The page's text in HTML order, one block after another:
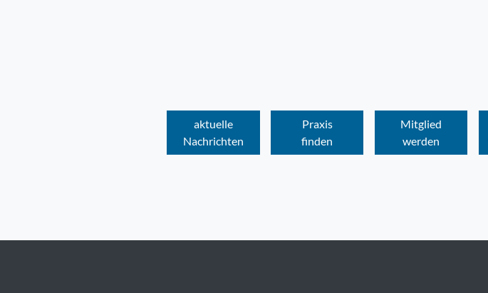
aktuelle
Nachrichten
Praxis
finden
Mitglied
werden